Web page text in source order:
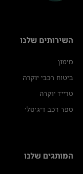
השירותים שלנו
מימון
ביטוח רכבי יוקרה
טרייד יוקרה
ספר רכב דיגיטלי
המותגים שלנו